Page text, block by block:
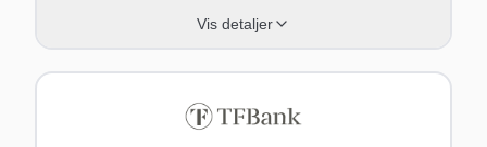
Vis detaljer